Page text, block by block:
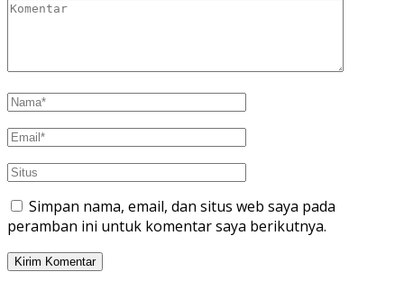
Simpan nama, email, dan situs web saya pada
peramban ini untuk komentar saya berikutnya.